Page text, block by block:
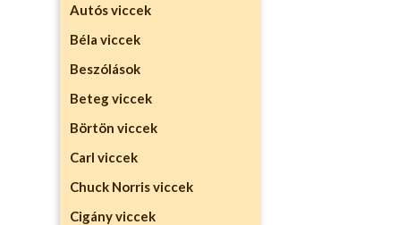
Autós viccek
Béla viccek
Beszólások
Beteg viccek
Börtön viccek
Carl viccek
Chuck Norris viccek
Cigány viccek